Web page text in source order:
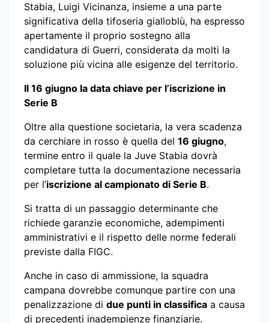
Stabia, Luigi Vicinanza, insieme a una parte
significativa della tifoseria gialloblù, ha espresso
apertamente il proprio sostegno alla
candidatura di Guerri, considerata da molti la
soluzione più vicina alle esigenze del territorio.
Il 16 giugno la data chiave per l’iscrizione in
Serie B
Oltre alla questione societaria, la vera scadenza
da cerchiare in rosso è quella del 16 giugno,
termine entro il quale la Juve Stabia dovrà
completare tutta la documentazione necessaria
per l’iscrizione al campionato di Serie B.
Si tratta di un passaggio determinante che
richiede garanzie economiche, adempimenti
amministrativi e il rispetto delle norme federali
previste dalla FIGC.
Anche in caso di ammissione, la squadra
campana dovrebbe comunque partire con una
penalizzazione di due punti in classifica a causa
di precedenti inadempienze finanziarie.